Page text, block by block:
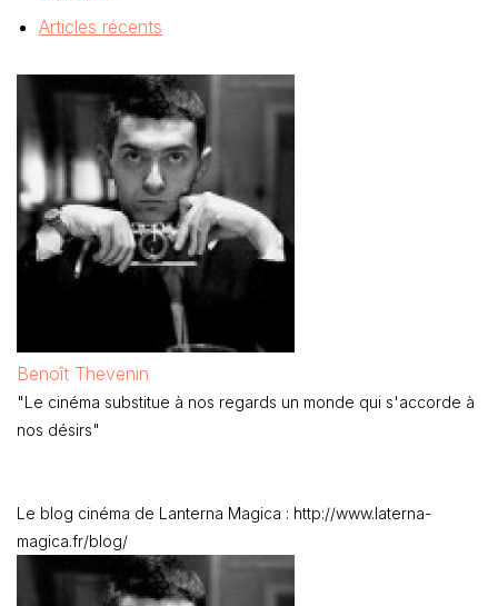
Articles récents
Benoît Thevenin
"Le cinéma substitue à nos regards un monde qui s'accorde à
nos désirs"
Le blog cinéma de Lanterna Magica : http://www.laterna-
magica.fr/blog/